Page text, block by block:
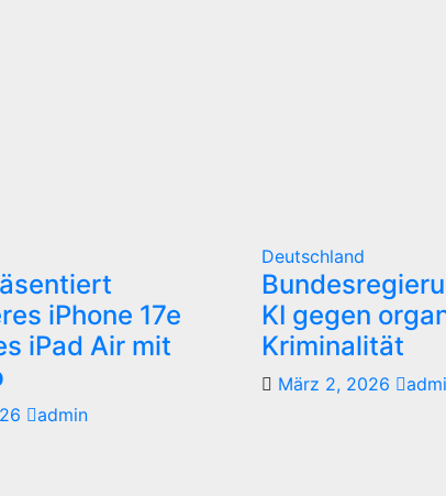
iPhone 17e
iPad Air mit
admin
Deutschland
KI gegen
Kriminalität
März 2, 2026